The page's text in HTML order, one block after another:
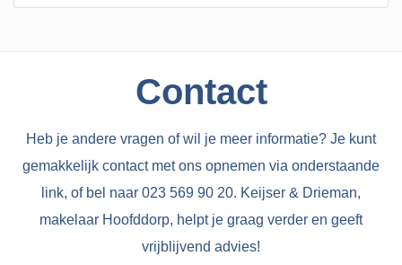
Contact
Heb je andere vragen of wil je meer informatie? Je kunt
gemakkelijk contact met ons opnemen via onderstaande
link, of bel naar 023 569 90 20. Keijser & Drieman,
makelaar Hoofddorp, helpt je graag verder en geeft
vrijblijvend advies!